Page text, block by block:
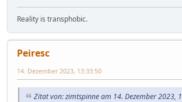
Reality is transphobic.
Peiresc
14. Dezember 2023, 13:33:50
Zitat von: zimtspinne am 14. Dezember 2023,